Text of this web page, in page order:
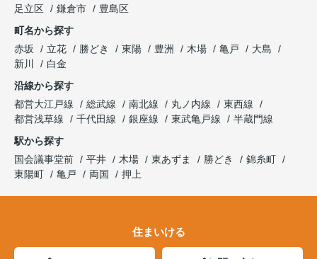
足立区
鎌倉市
豊島区
町名から探す
赤坂
立花 勝どき 東陽 豊洲 木場 亀戸
大島
新川
白金
沿線から探す
都営大江戸線
総武線 南北線 丸ノ内線
東西線
都営浅草線
千代田線 銀座線 東武亀戸線
半蔵門線
駅から探す
国会議事堂前
平井 木場 東あずま 勝どき
錦糸町
東陽町
亀戸 両国 押上
住まいける